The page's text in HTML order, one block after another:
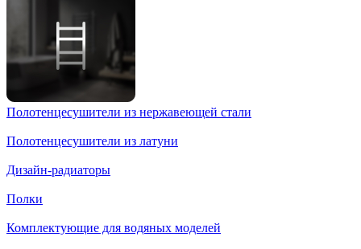
Полотенцесушители из нержавеющей стали
Полотенцесушители из латуни
Дизайн-радиаторы
Полки
Комплектующие для водяных моделей